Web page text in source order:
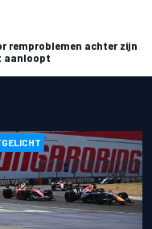
remproblemen achter zijn
aanloopt